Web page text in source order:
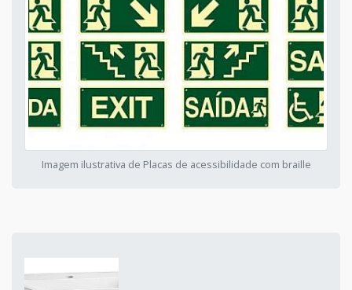
Imagem ilustrativa de Placas de acessibilidade com braille